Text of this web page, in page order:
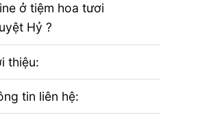
ở tiệm hoa tươi
Hỷ ?
thiệu:
tin liên hệ: